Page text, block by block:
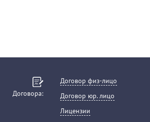
Договора:
Договор физ-лицо
Договор юр. лицо
Лицензии